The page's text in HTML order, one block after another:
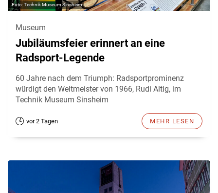
Technik Museum Sinsheim
Museum
Jubiläumsfeier erinnert an eine
Radsport-Legende
60 Jahre nach dem Triumph: Radsportprominenz
würdigt den Weltmeister von 1966, Rudi Altig, im
Technik Museum Sinsheim
vor 2 Tagen MEHR LESEN